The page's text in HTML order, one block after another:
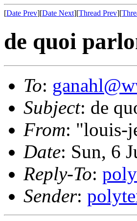
[Date Prev][Date Next][Thread Prev][
de quoi
To:
Subject: de
From: "louis-
Date: Sun, 6
Reply-To:
Sender: